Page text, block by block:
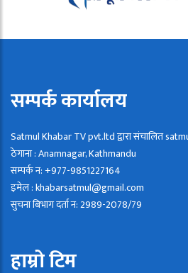
सम्पर्क कार्यालय
Satmul Khabar TV pvt.ltd द्वारा संचालित
ठेगाना : Anamnagar, Kathmandu
सम्पर्क न: +977-9851227164
इमेल : khabarsatmul@gmail.com
सुचना बिभाग दर्ता न: 2989-2078/79
हाम्रो टिम